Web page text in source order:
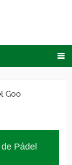
Goo
Pádel